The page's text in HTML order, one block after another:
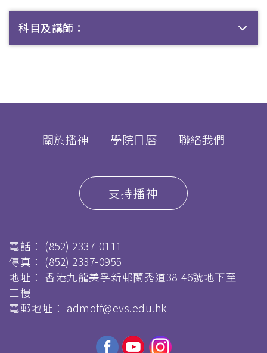
科目及講師：
關於播神 學院日曆 聯絡我們
支持播神
電話： (852) 2337-0111
傳真： (852) 2337-0955
地址： 香港九龍美孚新邨蘭秀道38-46號地下至
三樓
電郵地址： admoff@evs.edu.hk